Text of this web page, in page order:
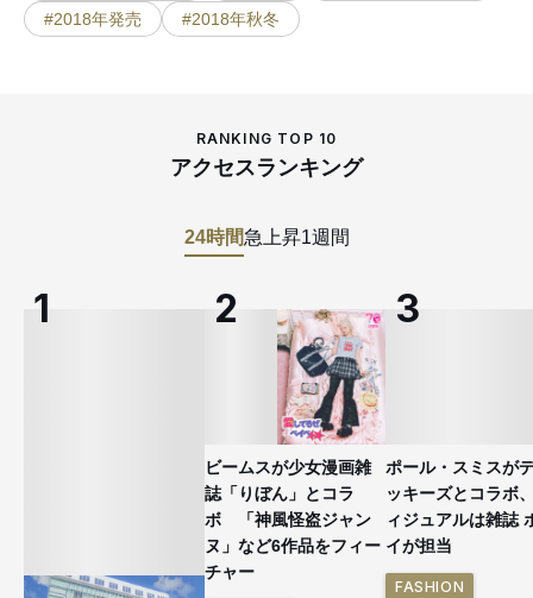
#2018年発売
#2018年秋冬
RANKING TOP 10
アクセスランキング
24時間急上昇1週間
ビームスが少女漫画雑
誌「りぼん」とコラ
ボ 「神風怪盗ジャン
ヌ」など6作品をフィー
チャー
ポール・スミスが
ッキーズとコラボ
ィジュアルは雑誌
イが担当
FASHION